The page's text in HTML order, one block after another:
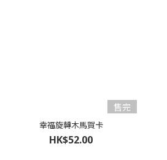
售完
幸福旋轉木馬賀卡
HK$52.00